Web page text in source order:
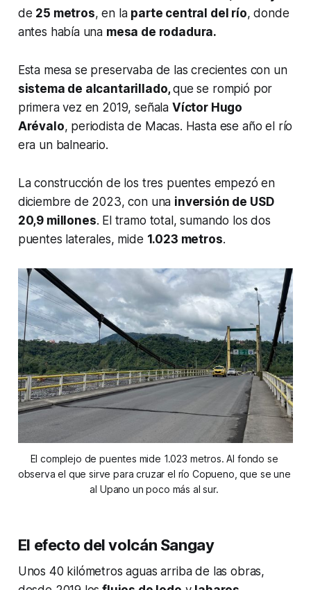
de 25 metros, en la parte central del río, donde
antes había una mesa de rodadura.
Esta mesa se preservaba de las crecientes con un
sistema de alcantarillado,que se rompió por
primera vez en 2019, señala Víctor Hugo
Arévalo, periodista de Macas. Hasta ese año el río
era un balneario.
La construcción de los tres puentes empezó en
diciembre de 2023, con una inversión de USD
20,9 millones. El tramo total, sumando los dos
puentes laterales, mide 1.023 metros.
El complejo de puentes mide 1.023 metros. Al fondo se
observa el que sirve para cruzar el río Copueno, que se une
al Upano un poco más al sur.
El efecto del volcán Sangay
Unos 40 kilómetros aguas arriba de las obras,